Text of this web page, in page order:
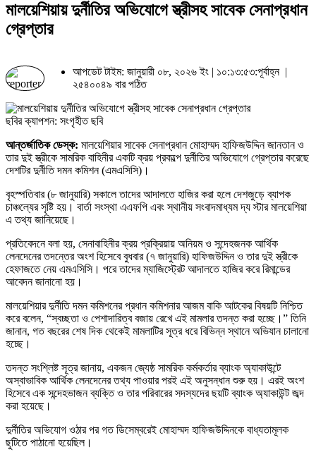
মালয়েশিয়ায় দুর্নীতির অভিযোগে স্ত্রীসহ সাবেক সেনাপ্রধান
গ্রেপ্তার
আপডেট টাইম: জানুয়ারী ০৮, ২০২৬ ইং | ১০:১৩:৫৩:পূর্বাহ্ন |
২৫৪০০৪৯ বার পঠিত
ছবির ক্যাপশন: সংগৃহীত ছবি
আন্তর্জাতিক ডেস্ক: মালয়েশিয়ার সাবেক সেনাপ্রধান মোহাম্মদ হাফিজউদ্দিন জানতান ও
তার দুই স্ত্রীকে সামরিক বাহিনীর একটি ক্রয় প্রকল্পে দুর্নীতির অভিযোগে গ্রেপ্তার করেছে
দেশটির দুর্নীতি দমন কমিশন (এমএসিসি)।
বৃহস্পতিবার (৮ জানুয়ারি) সকালে তাদের আদালতে হাজির করা হলে দেশজুড়ে ব্যাপক
চাঞ্চল্যের সৃষ্টি হয়। বার্তা সংস্থা এএফপি এবং স্থানীয় সংবাদমাধ্যম দ্য স্টার মালয়েশিয়া
এ তথ্য জানিয়েছে।
প্রতিবেদনে বলা হয়, সেনাবাহিনীর ক্রয় প্রক্রিয়ায় অনিয়ম ও সন্দেহজনক আর্থিক
লেনদেনের তদন্তের অংশ হিসেবে বুধবার (৭ জানুয়ারি) হাফিজউদ্দিন ও তার দুই স্ত্রীকে
হেফাজতে নেয় এমএসিসি। পরে তাদের ম্যাজিস্ট্রেট আদালতে হাজির করে রিমান্ডের
আবেদন জানানো হয়।
মালয়েশিয়ার দুর্নীতি দমন কমিশনের প্রধান কমিশনার আজম বাকি আটকের বিষয়টি নিশ্চিত
করে বলেন, “স্বচ্ছতা ও পেশাদারিত্ব বজায় রেখে এই মামলার তদন্ত করা হচ্ছে।” তিনি
জানান, গত বছরের শেষ দিক থেকেই মামলাটির সূত্র ধরে বিভিন্ন স্থানে অভিযান চালানো
হচ্ছে।
তদন্ত সংশ্লিষ্ট সূত্র জানায়, একজন জ্যেষ্ঠ সামরিক কর্মকর্তার ব্যাংক অ্যাকাউন্টে
অস্বাভাবিক আর্থিক লেনদেনের তথ্য পাওয়ার পরই এই অনুসন্ধান শুরু হয়। এরই অংশ
হিসেবে এক সন্দেহভাজন ব্যক্তি ও তার পরিবারের সদস্যদের ছয়টি ব্যাংক অ্যাকাউন্ট জব্দ
করা হয়েছে।
দুর্নীতির অভিযোগ ওঠার পর গত ডিসেম্বরেই মোহাম্মদ হাফিজউদ্দিনকে বাধ্যতামূলক
ছুটিতে পাঠানো হয়েছিল।